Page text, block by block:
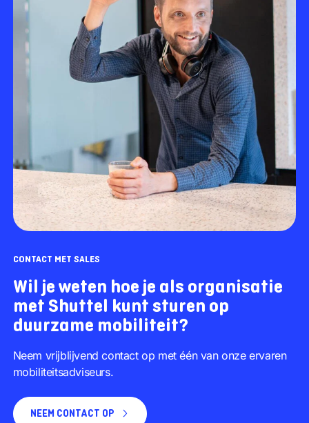
CONTACT MET SALES
Wil je weten hoe je als organisatie
met Shuttel kunt sturen op
duurzame mobiliteit?
Neem vrijblijvend contact op met één van onze ervaren
mobiliteitsadviseurs.
NEEM CONTACT OP